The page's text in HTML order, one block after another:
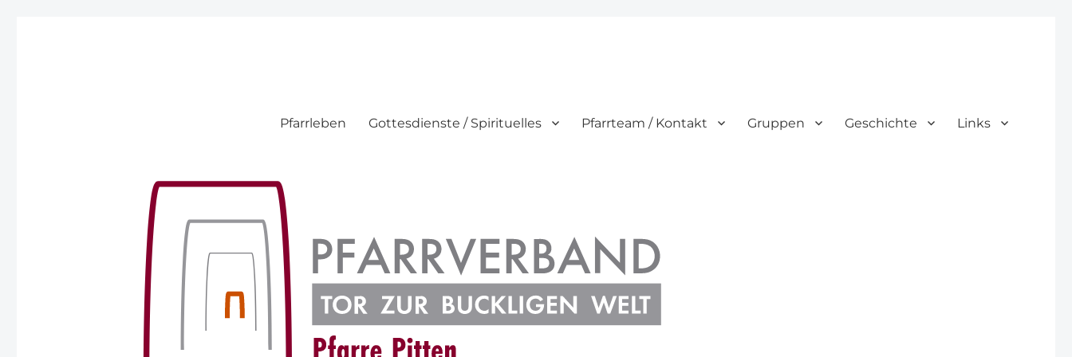
Pfarrleben Gottesdienste / Spirituelles Pfarrteam / Kontakt Gruppen Geschichte Links